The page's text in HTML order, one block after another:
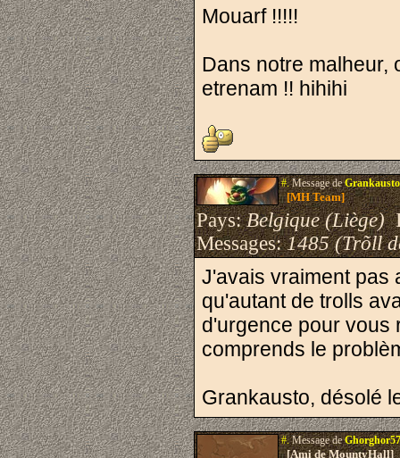
Mouarf !!!!!
Dans notre malheur,
etrenam !! hihihi
#.Message deGrankausto
[MH Team]
Pays:Belgique (Liège)
Messages:1485 (Trõll
J'avais vraiment pas
qu'autant de trolls
d'urgence pour vous
comprends le
Grankausto, désolé
#.Message de
[Ami de MountyHall]